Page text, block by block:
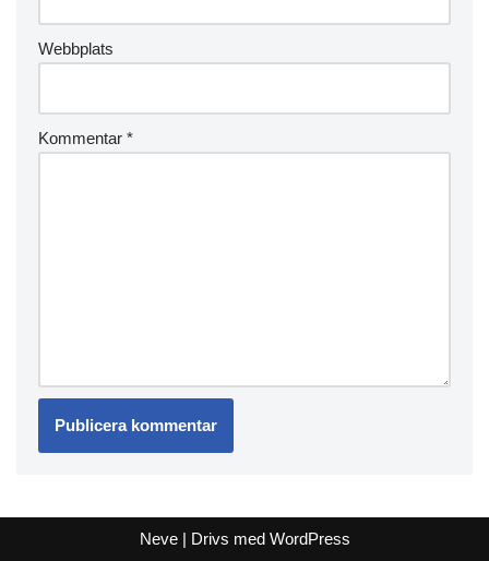
Webbplats
Kommentar *
Neve| Drivs med WordPress